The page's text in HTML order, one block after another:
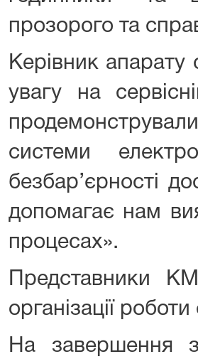
прозорого та
Керівник апарату
увагу на
системи
безбар’єрності
допомагає нам
процесах».
Представники
організації
На завершення